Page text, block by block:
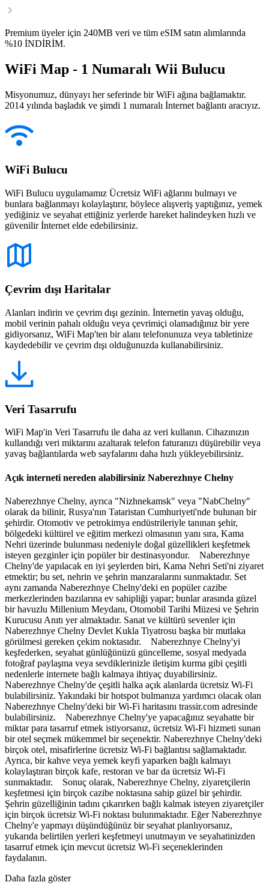
Premium üyeler için 240MB veri ve tüm eSIM satın alımlarında
%10 İNDİRİM.
WiFi Map - 1 Numaralı Wii Bulucu
Misyonumuz, dünyayı her seferinde bir WiFi ağına bağlamaktır.
2014 yılında başladık ve şimdi 1 numaralı İnternet bağlantı aracıyız.
WiFi Bulucu
WiFi Bulucu uygulamamız Ücretsiz WiFi ağlarını bulmayı ve
bunlara bağlanmayı kolaylaştırır, böylece alışveriş yaptığınız, yemek
yediğiniz ve seyahat ettiğiniz yerlerde hareket halindeyken hızlı ve
güvenilir İnternet elde edebilirsiniz.
Çevrim dışı Haritalar
Alanları indirin ve çevrim dışı gezinin. İnternetin yavaş olduğu,
mobil verinin pahalı olduğu veya çevrimiçi olamadığınız bir yere
gidiyorsanız, WiFi Map'ten bir alanı telefonunuza veya tabletinize
kaydedebilir ve çevrim dışı olduğunuzda kullanabilirsiniz.
Veri Tasarrufu
WiFi Map'in Veri Tasarrufu ile daha az veri kullanın. Cihazınızın
kullandığı veri miktarını azaltarak telefon faturanızı düşürebilir veya
yavaş bağlantılarda web sayfalarını daha hızlı yükleyebilirsiniz.
Açık interneti nereden alabilirsiniz Naberezhnye Chelny
Naberezhnye Chelny, ayrıca "Nizhnekamsk" veya "NabChelny"
olarak da bilinir, Rusya'nın Tataristan Cumhuriyeti'nde bulunan bir
şehirdir. Otomotiv ve petrokimya endüstrileriyle tanınan şehir,
bölgedeki kültürel ve eğitim merkezi olmasının yanı sıra, Kama
Nehri üzerinde bulunması nedeniyle doğal güzellikleri keşfetmek
isteyen gezginler için popüler bir destinasyondur. Naberezhnye
Chelny'de yapılacak en iyi şeylerden biri, Kama Nehri Seti'ni ziyaret
etmektir; bu set, nehrin ve şehrin manzaralarını sunmaktadır. Set
aynı zamanda Naberezhnye Chelny'deki en popüler cazibe
merkezlerinden bazılarına ev sahipliği yapar; bunlar arasında güzel
bir havuzlu Millenium Meydanı, Otomobil Tarihi Müzesi ve Şehrin
Kurucusu Anıtı yer almaktadır. Sanat ve kültürü sevenler için
Naberezhnye Chelny Devlet Kukla Tiyatrosu başka bir mutlaka
görülmesi gereken çekim noktasıdır. Naberezhnye Chelny'yi
keşfederken, seyahat günlüğünüzü güncelleme, sosyal medyada
fotoğraf paylaşma veya sevdiklerinizle iletişim kurma gibi çeşitli
nedenlerle internete bağlı kalmaya ihtiyaç duyabilirsiniz.
Naberezhnye Chelny'de çeşitli halka açık alanlarda ücretsiz Wi-Fi
bulabilirsiniz. Yakındaki bir hotspot bulmanıza yardımcı olacak olan
Naberezhnye Chelny'deki bir Wi-Fi haritasını trassir.com adresinde
bulabilirsiniz. Naberezhnye Chelny'ye yapacağınız seyahatte bir
miktar para tasarruf etmek istiyorsanız, ücretsiz Wi-Fi hizmeti sunan
bir otel seçmek mükemmel bir seçenektir. Naberezhnye Chelny'deki
birçok otel, misafirlerine ücretsiz Wi-Fi bağlantısı sağlamaktadır.
Ayrıca, bir kahve veya yemek keyfi yaparken bağlı kalmayı
kolaylaştıran birçok kafe, restoran ve bar da ücretsiz Wi-Fi
sunmaktadır. Sonuç olarak, Naberezhnye Chelny, ziyaretçilerin
keşfetmesi için birçok cazibe noktasına sahip güzel bir şehirdir.
Şehrin güzelliğinin tadını çıkarırken bağlı kalmak isteyen ziyaretçiler
için birçok ücretsiz Wi-Fi noktası bulunmaktadır. Eğer Naberezhnye
Chelny'e yapmayı düşündüğünüz bir seyahat planlıyorsanız,
yukarıda belirtilen yerleri keşfetmeyi unutmayın ve seyahatinizden
tasarruf etmek için mevcut ücretsiz Wi-Fi seçeneklerinden
faydalanın.
Daha fazla göster